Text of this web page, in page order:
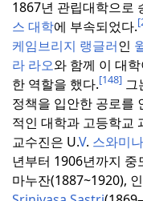
1867년 관립대학으로
스 대학에 부속되었다.
케임브리지 랭글러인
라 라오와 함께 이 대
한 역할을 했다.[148] 그
정책을 입안한 공로를
적인 대학과 고등학교
교수진은 U.V. 스와미
년부터 1906년까지
마누잔(1887~1920),